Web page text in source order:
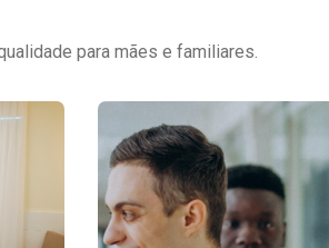
para mães e familiares.